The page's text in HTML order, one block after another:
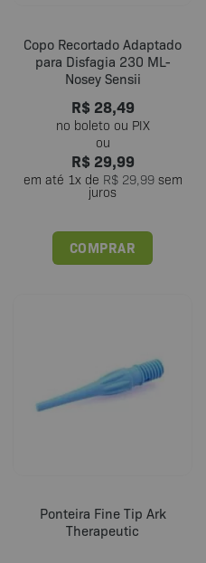
Copo Recortado Adaptado
para Disfagia 230 ML-
Nosey Sensii
R$28,49
R$29,99
em até 1x de R$29,99sem
juros
COMPRAR
Este
opções
podem
produto
Ponteira Fine Tip Ark
Therapeutic